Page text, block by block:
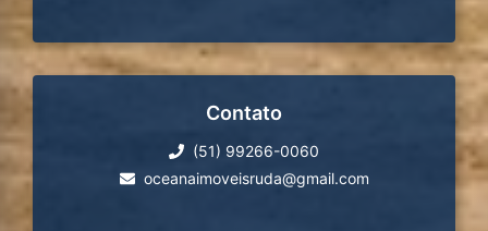
Contato
(51) 99266-0060
oceanaimoveisruda@gmail.com